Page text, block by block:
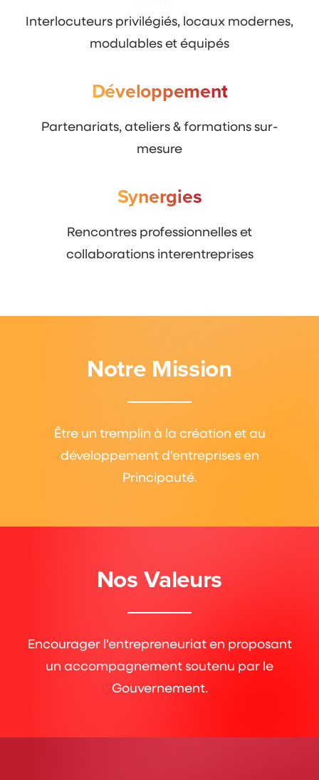
Interlocuteurs privilégiés, locaux modernes,
modulables et équipés
Développement
Partenariats, ateliers & formations sur-
mesure
Synergies
Rencontres professionnelles et
collaborations interentreprises
Notre Mission
Être un tremplin à la création et au
développement d'entreprises en
Principauté.
Nos Valeurs
Encourager l'entrepreneuriat en proposant
un accompagnement soutenu par le
Gouvernement.